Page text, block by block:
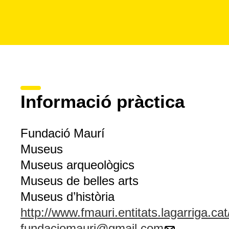
Informació pràctica
Fundació Maurí
Museus
Museus arqueològics
Museus de belles arts
Museus d’història
http://